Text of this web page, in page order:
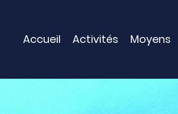
Accueil Activités Moyens